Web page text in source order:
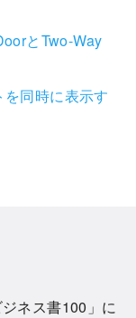
とTwo-Way
同時に表示す
ネス書100 」に